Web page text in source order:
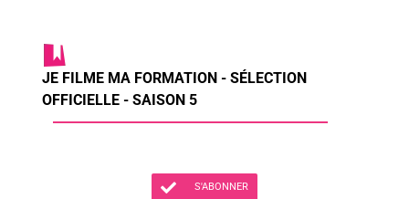
JE FILME MA FORMATION - SÉLECTION
OFFICIELLE - SAISON 5
S'ABONNER